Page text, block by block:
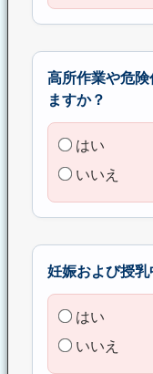
高所作業や危
ますか？
はい
いいえ
妊娠および授
はい
いいえ